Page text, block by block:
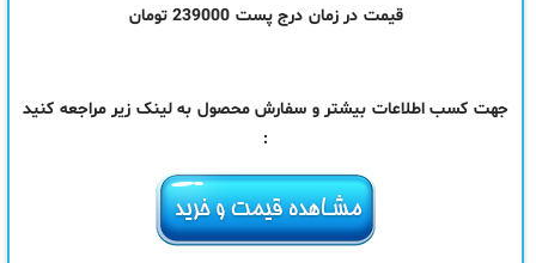
قیمت در زمان درج پست 239000 تومان
جهت کسب اطلاعات بیشتر و سفارش محصول به لینک زیر مراجعه کنید
: